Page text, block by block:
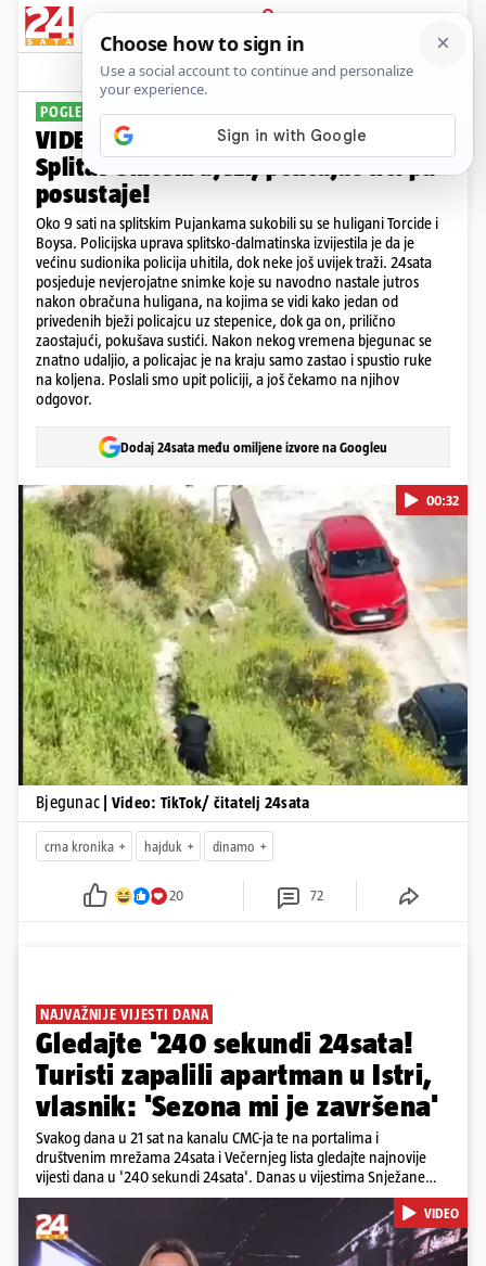
PRIJAVA
Sport Komentari
POGLEDAJTE VIDEO
VIDEO Širi se nevjerojatna snimka iz
Splita: Uhićeni bježi, policajac trči pa
posustaje!
Oko 9 sati na splitskim Pujankama sukobili su se huligani Torcide i
Boysa. Policijska uprava splitsko-dalmatinska izvijestila je da je
većinu sudionika policija uhitila, dok neke još uvijek traži. 24sata
posjeduje nevjerojatne snimke koje su navodno nastale jutros
nakon obračuna huligana, na kojima se vidi kako jedan od
privedenih bježi policajcu uz stepenice, dok ga on, prilično
zaostajući, pokušava sustići. Nakon nekog vremena bjegunac se
znatno udaljio, a policajac je na kraju samo zastao i spustio ruke
na koljena. Poslali smo upit policiji, a još čekamo na njihov
odgovor.
Dodaj 24sata među omiljene izvore na Googleu
Pokretanje videa...
00:32
Bjegunac | Video: TikTok/ čitatelj 24sata
crna kronika hajduk dinamo
20 72
NAJVAŽNIJE VIJESTI DANA
Gledajte '240 sekundi 24sata!
Turisti zapalili apartman u Istri,
vlasnik: 'Sezona mi je završena'
Svakog dana u 21 sat na kanalu CMC-ja te na portalima i
društvenim mrežama 24sata i Večernjeg lista gledajte najnovije
vijesti dana u '240 sekundi 24sata'. Danas u vijestima Snježane
Krnetić: Turisti uništili apartman u Istri, 125 milijuna eura mogla bi
stajati sanacija otpada u Gospiću, u Osijeku pretukli nogometnog
suca, od utorka nove cijene goriva, rastu mirovine za 200 tisuća
branitelja...
VIDEO